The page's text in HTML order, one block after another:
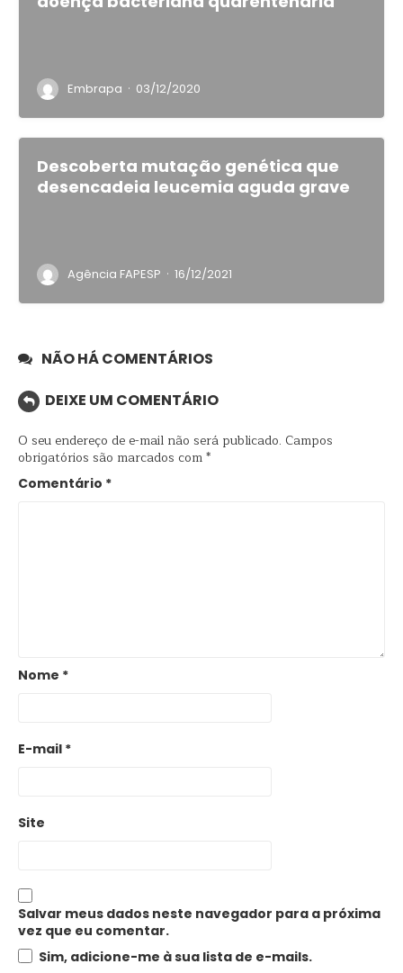
Embrapa · 03/12/2020
Descoberta mutação genética que
desencadeia leucemia aguda grave
Agência FAPESP · 16/12/2021
NÃO HÁ COMENTÁRIOS
DEIXE UM COMENTÁRIO
O seu endereço de e-mail não será publicado. Campos
obrigatórios são marcados com*
Comentário *
Nome *
E-mail *
Site
Salvar meus dados neste navegador para a próxima
vez que eu comentar.
Sim, adicione-me à sua lista de e-mails.